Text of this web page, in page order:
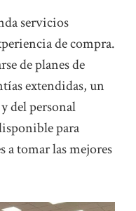
servicios
de compra.
de planes de
extendidas, un
del personal
para
a tomar las mejores